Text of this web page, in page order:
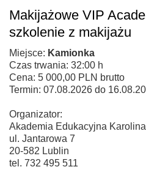
Makijażowe VIP
szkolenie z makijażu
Miejsce: Kamionka
Czas trwania: 32:00 h
Cena: 5 000,00 PLN brutto
Termin: 07.08.2026 do
Organizator:
Akademia Edukacyjna
ul. Jantarowa 7
20-582 Lublin
tel. 732 495 511